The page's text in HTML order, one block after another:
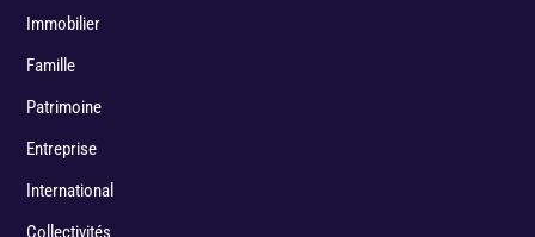
Immobilier
Famille
Patrimoine
Entreprise
International
Collectivités